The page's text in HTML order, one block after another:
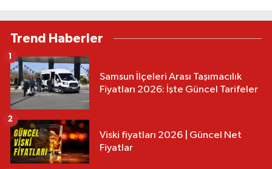
Trend Haberler
Samsun İlçeleri Arası Taşımacılık
Fiyatları 2026: İşte Güncel Tarifeler
1
Viski fiyatları 2026 | Güncel Net
Fiyatlar
2